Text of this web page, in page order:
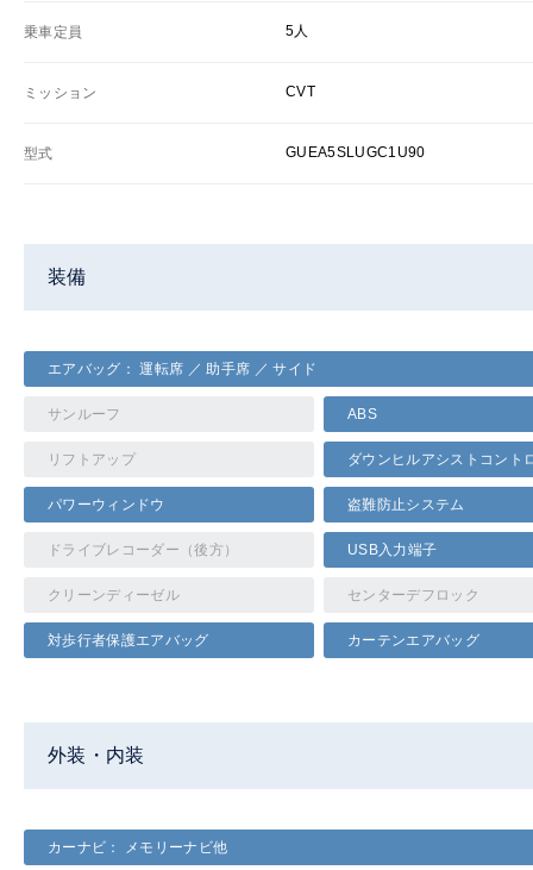
乗車定員 5人
ミッション CVT
型式 GUEA5SLUGC1U90
装備
エアバッグ： 運転席 ／ 助手席 ／ サイド
サンルーフ ABS
リフトアップ ダウンヒルアシストコント
パワーウィンドウ 盗難防止システム
ドライブレコーダー（後方） USB入力端子
クリーンディーゼル センターデフロック
対歩行者保護エアバッグ カーテンエアバッグ
外装・内装
カーナビ： メモリーナビ他